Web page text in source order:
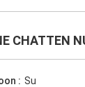
CHATTEN
: Su